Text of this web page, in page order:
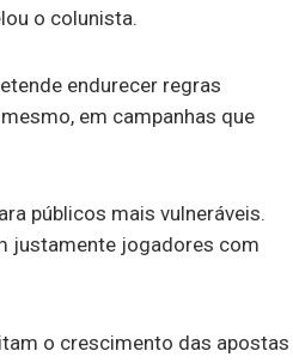
o colunista.
endurecer regras
em campanhas que
públicos mais vulneráveis.
justamente jogadores com
o crescimento das apostas